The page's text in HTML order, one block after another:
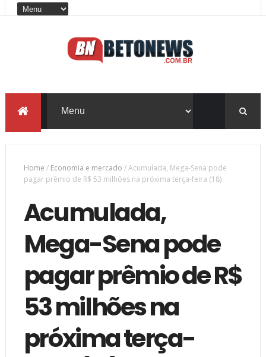
Home / Economia e mercado /Acumulada, Mega-Sena pode
pagar prêmio de R$ 53 milhões na próxima terça-feira (18)
Acumulada,
Mega-Sena pode
pagar prêmio de R$
53 milhões na
próxima terça-